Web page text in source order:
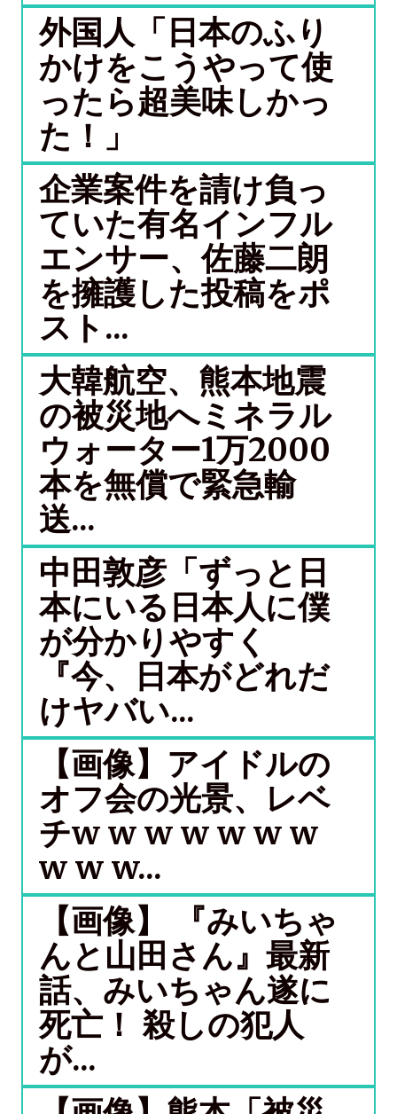
外国人「日本のふり
かけをこうやって使
ったら超美味しかっ
た！」
企業案件を請け負っ
ていた有名インフル
エンサー、佐藤二朗
を擁護した投稿をポ
スト...
大韓航空、熊本地震
の被災地へミネラル
ウォーター1万2000
本を無償で緊急輸
送...
中田敦彦「ずっと日
本にいる日本人に僕
が分かりやすく
『今、日本がどれだ
けヤバい...
【画像】アイドルの
オフ会の光景、レベ
チw w w w w w w
w w w...
【画像】 『みいちゃ
んと山田さん』最新
話、みいちゃん遂に
死亡！ 殺しの犯人
が...